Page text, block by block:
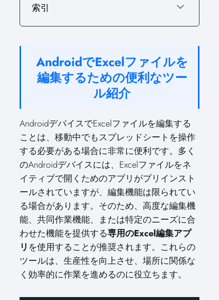
索引
AndroidでExcelファイルを
編集するための便利なツー
ル紹介
AndroidデバイスでExcelファイルを編集する
ことは、移動中でもスプレッドシートを操作
する必要がある場合に非常に便利です。多く
のAndroidデバイスには、Excelファイルをネ
イティブで開くためのアプリがプリインスト
ールされていますが、編集機能は限られてい
る場合があります。そのため、高度な編集機
能、共同作業機能、または特定のニーズに合
わせた機能を提供する専用のExcel編集アプ
リ を使用することが推奨されます。これらの
ツールは、生産性を向上させ、場所に関係な
く効率的に作業を進めるのに役立ちます。